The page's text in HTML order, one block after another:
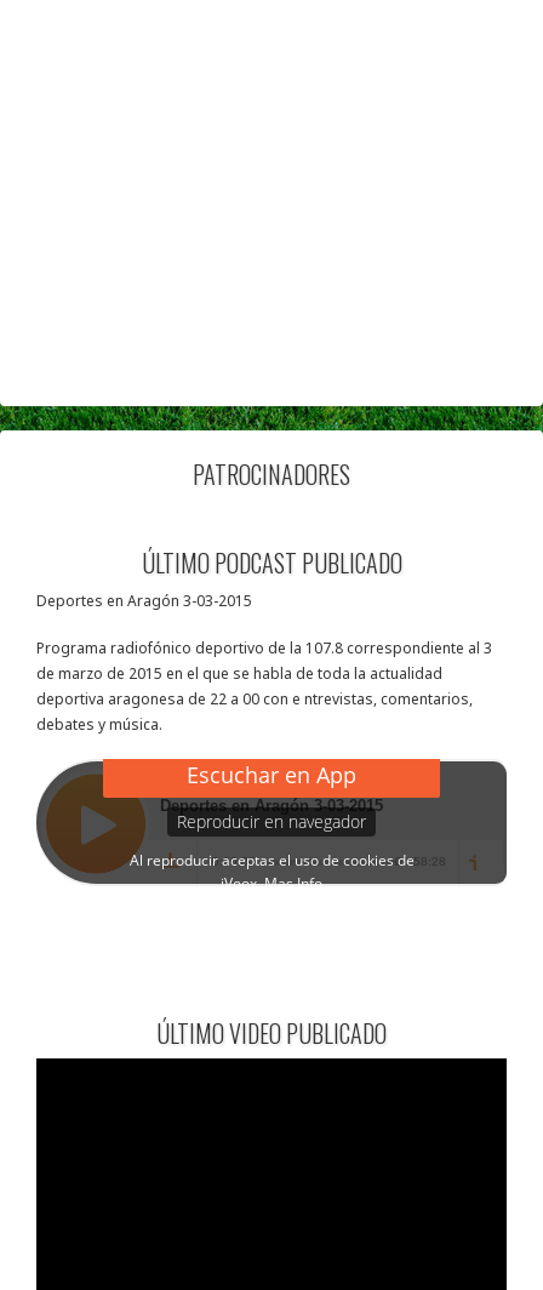
PATROCINADORES
ÚLTIMO PODCAST PUBLICADO
Deportes en Aragón 3-03-2015
Programa radiofónico deportivo de la 107.8 correspondiente al 3
de marzo de 2015 en el que se habla de toda la actualidad
deportiva aragonesa de 22 a 00 con e ntrevistas, comentarios,
debates y música.
ÚLTIMO VIDEO PUBLICADO